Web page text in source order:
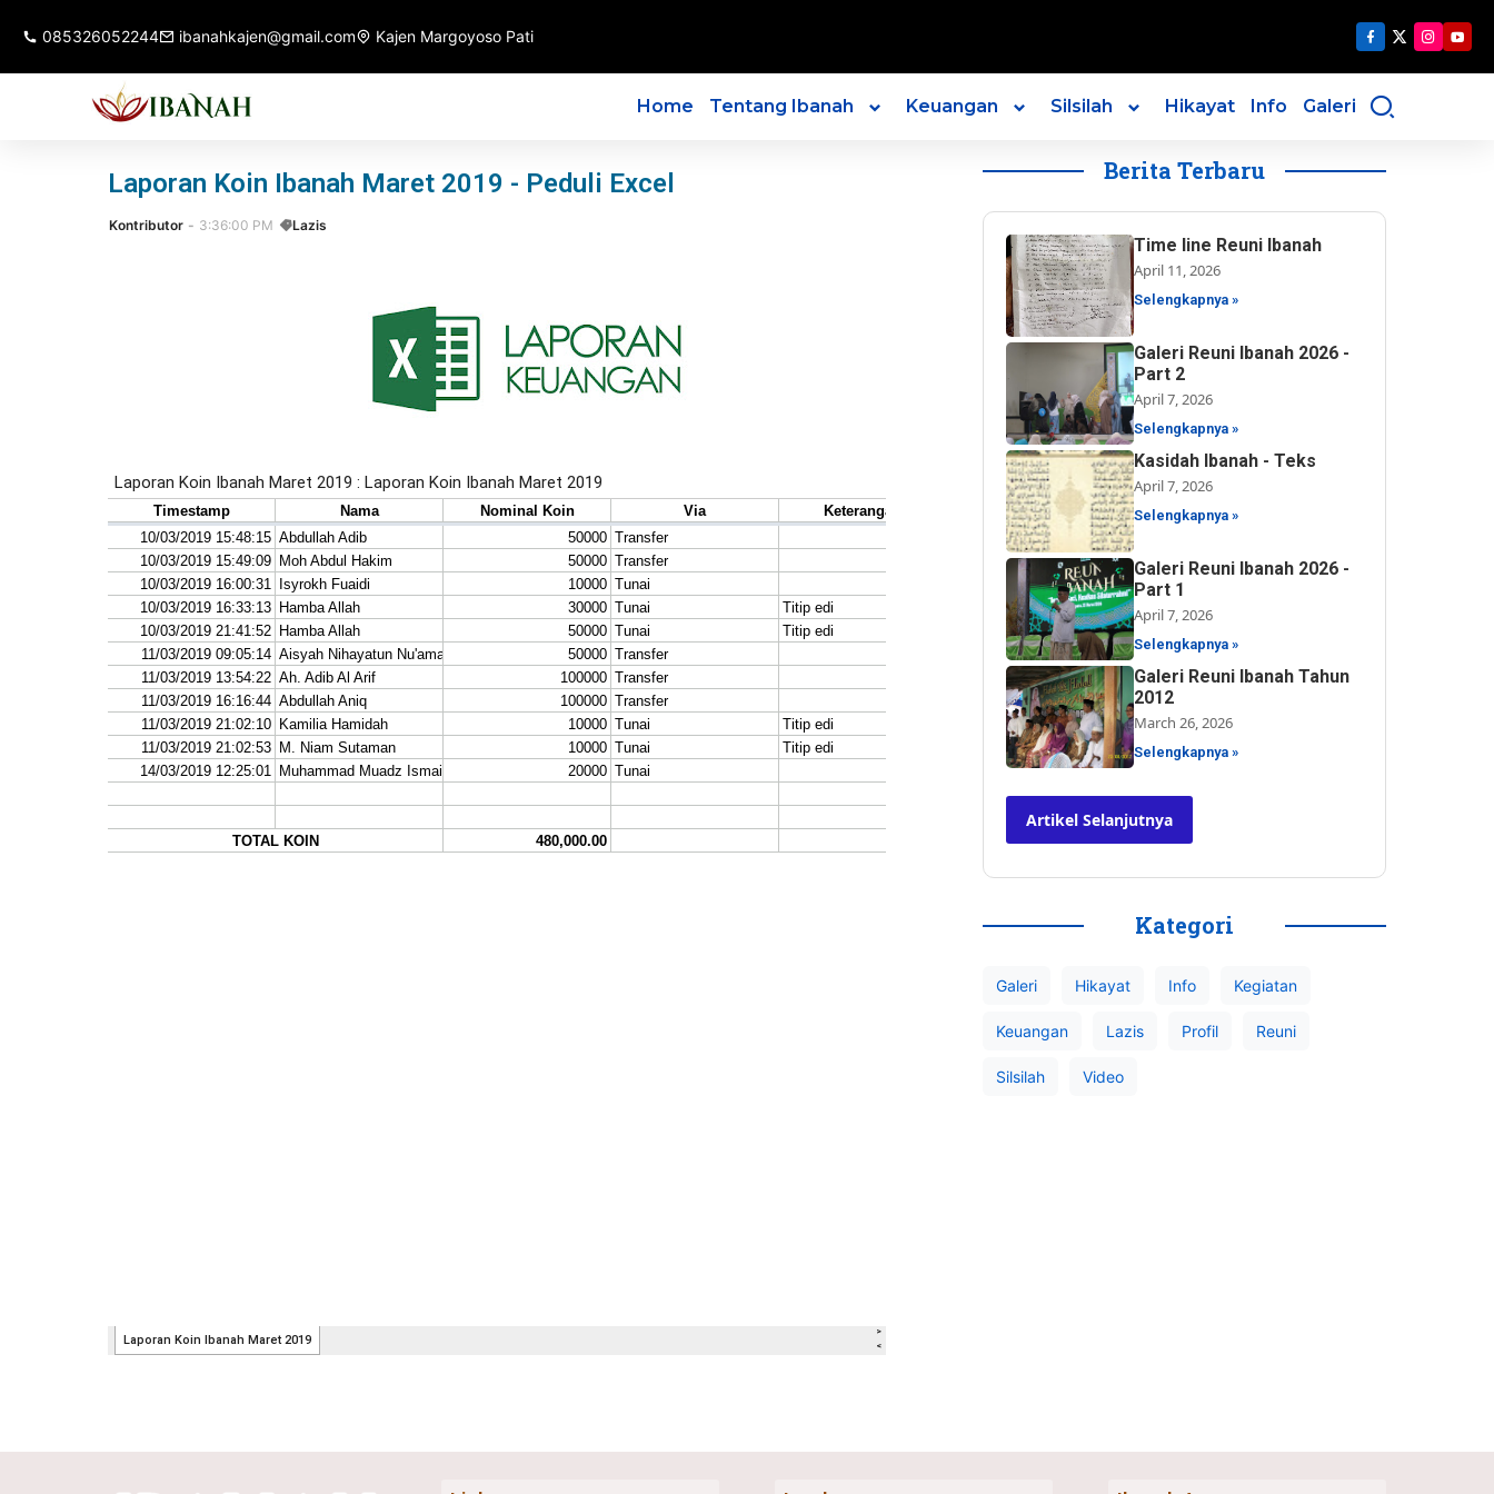
085326052244 ibanahkajen@gmail.com Kajen Margoyoso Pati
Home Tentang Ibanah Keuangan Silsilah Hikayat Info Galeri
Laporan Koin Ibanah Maret 2019 - Peduli Excel
Kontributor 3:36:00 PM Lazis
Berita Terbaru
Time line Reuni Ibanah
April 11, 2026
Selengkapnya »
Galeri Reuni Ibanah 2026 -
Part 2
April 7, 2026
Selengkapnya »
Kasidah Ibanah - Teks
April 7, 2026
Selengkapnya »
Galeri Reuni Ibanah 2026 -
Part 1
April 7, 2026
Selengkapnya »
Galeri Reuni Ibanah Tahun
2012
March 26, 2026
Selengkapnya »
Artikel Selanjutnya
Kategori
Galeri Hikayat Info Kegiatan
Keuangan Lazis Profil Reuni
Silsilah Video